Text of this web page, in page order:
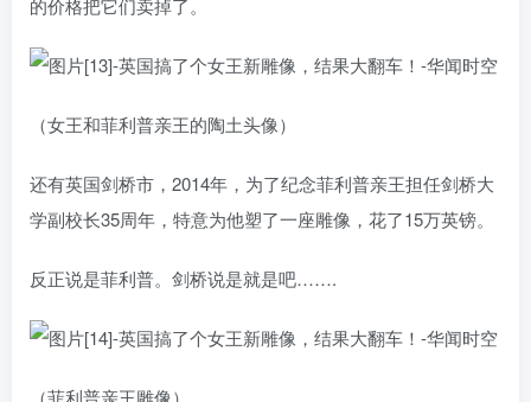
的价格把它们卖掉了。
（女王和菲利普亲王的陶土头像）
还有英国剑桥市，2014年，为了纪念菲利普亲王担任剑桥大
学副校长35周年，特意为他塑了一座雕像，花了15万英镑。
反正说是菲利普。剑桥说是就是吧…….
（菲利普亲王雕像）